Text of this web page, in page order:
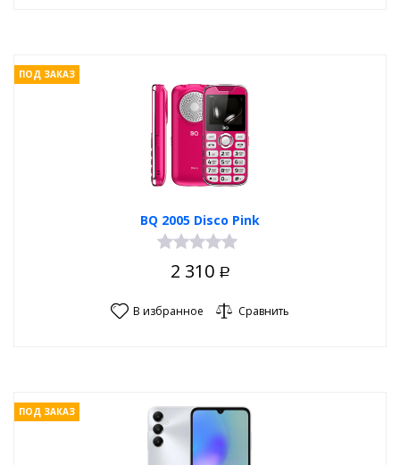
BQ 2005 Disco Pink
ПОД ЗАКАЗ
2 310 Р
В избранное Сравнить
ПОД ЗАКАЗ